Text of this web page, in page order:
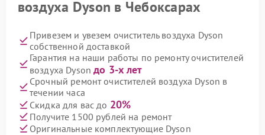
воздуха Dyson в Чебоксарах
Привезем и увезем очиститель воздуха Dyson
собственной доставкой
Гарантия на наши работы по ремонту очистителей
воздуха Dysonдо 3-х лет
Срочный ремонт очистителей воздуха Dyson в
течении часа
Скидка для вас до 20%
Получите 1500 рублей на ремонт
Оригинальные комплектующие Dyson